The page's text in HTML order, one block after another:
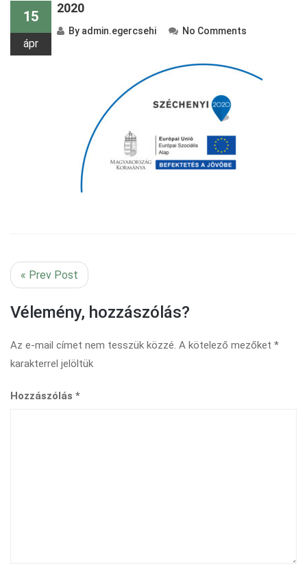
15
ápr
2020
By admin.egercsehi No Comments
« Prev Post
Vélemény, hozzászólás?
Az e-mail címet nem tesszük közzé. A kötelező mezőket *
karakterrel jelöltük
Hozzászólás *